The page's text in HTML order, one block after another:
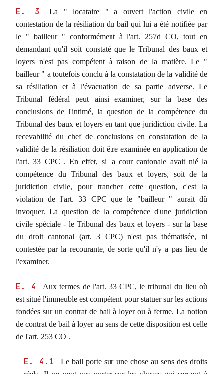
E. 3
La " locataire " a ouvert l'action civile en
contestation de la résiliation du bail qui lui a été notifiée par
le " bailleur " conformément à l'art. 257d CO, tout en
demandant qu'il soit constaté que le Tribunal des baux et
loyers n'est pas compétent à raison de la matière. Le "
bailleur " a toutefois conclu à la constatation de la validité de
sa résiliation et à l'évacuation de sa partie adverse. Le
Tribunal fédéral peut ainsi examiner, sur la base des
conclusions de l'intimé, la question de la compétence du
Tribunal des baux et loyers en tant que juridiction civile. La
recevabilité du chef de conclusions en constatation de la
validité de la résiliation doit être examinée en application de
l'art. 33 CPC . En effet, si la cour cantonale avait nié la
compétence du Tribunal des baux et loyers, soit de la
juridiction civile, pour trancher cette question, c'est la
violation de l'art. 33 CPC que le "bailleur " aurait dû
invoquer. La question de la compétence d'une juridiction
civile spéciale - le Tribunal des baux et loyers - sur la base
du droit cantonal (art. 3 CPC) n'est pas thématisée, ni
contestée par la recourante, de sorte qu'il n'y a pas lieu de
l'examiner.
E. 4
Aux termes de l'art. 33 CPC, le tribunal du lieu où
est situé l'immeuble est compétent pour statuer sur les actions
fondées sur un contrat de bail à loyer ou à ferme. La notion
de contrat de bail à loyer au sens de cette disposition est celle
de l'art. 253 CO .
E. 4.1
Le bail porte sur une chose au sens des droits